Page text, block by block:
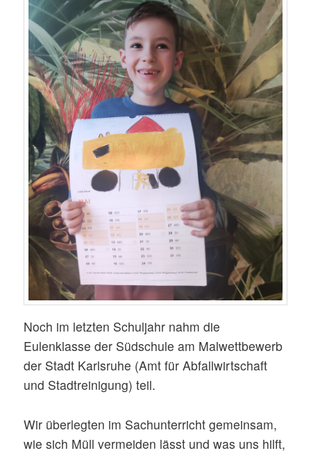
Noch im letzten Schuljahr nahm die
Eulenklasse der Südschule am Malwettbewerb
der Stadt Karlsruhe (Amt für Abfallwirtschaft
und Stadtreinigung) teil.
Wir überlegten im Sachunterricht gemeinsam,
wie sich Müll vermeiden lässt und was uns hilft,